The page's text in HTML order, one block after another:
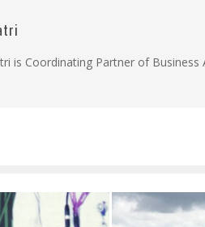
is Coordinating Partner of Business